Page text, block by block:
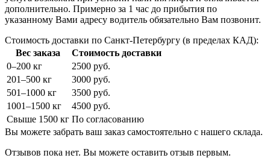
дополнительно. Примерно за 1 час до прибытия по
указанному Вами адресу водитель обязательно Вам позвонит.
Стоимость доставки по Санкт-Петербургу (в пределах КАД):
Вес заказа
Стоимость доставки
0–200 кг
2500 руб.
201–500 кг
3000 руб.
501–1000 кг
3500 руб.
1001–1500 кг
4500 руб.
Свыше 1500 кг По согласованию
Вы можете забрать ваш заказ самостоятельно с нашего склада.
Отзывов пока нет. Вы можете оставить отзыв первым.